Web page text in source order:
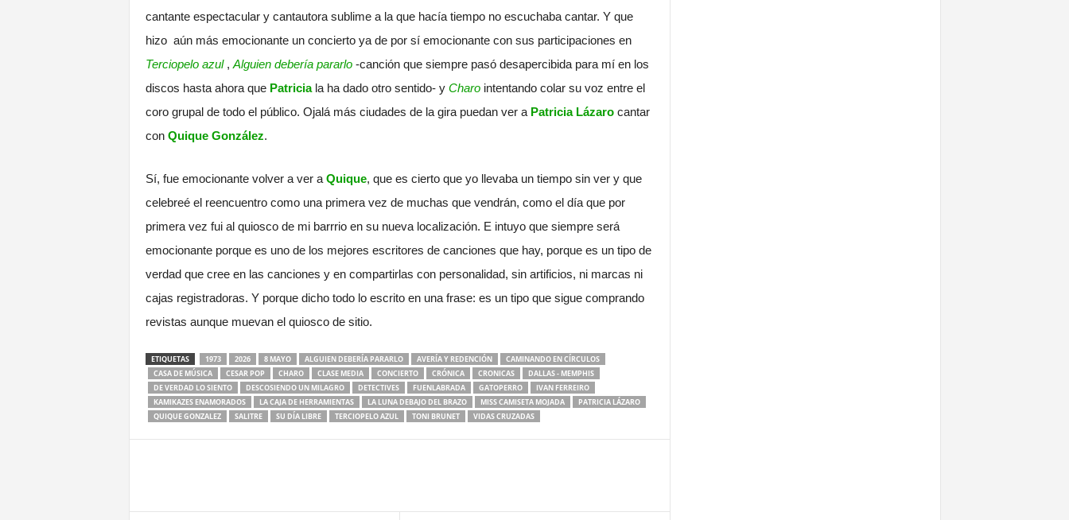
cantante espectacular y cantautora sublime a la que hacía tiempo no escuchaba cantar. Y que
hizo aún más emocionante un concierto ya de por sí emocionante con sus participaciones en
Terciopelo azul, Alguien debería pararlo-canción que siempre pasó desapercibida para mí en los
discos hasta ahora que Patriciala ha dado otro sentido- y Charointentando colar su voz entre el
coro grupal de todo el público. Ojalá más ciudades de la gira puedan ver a Patricia Lázarocantar
con Quique González.
Sí, fue emocionante volver a ver a Quique, que es cierto que yo llevaba un tiempo sin ver y que
celebreé el reencuentro como una primera vez de muchas que vendrán, como el día que por
primera vez fui al quiosco de mi barrrio en su nueva localización. E intuyo que siempre será
emocionante porque es uno de los mejores escritores de canciones que hay, porque es un tipo de
verdad que cree en las canciones y en compartirlas con personalidad, sin artificios, ni marcas ni
cajas registradoras. Y porque dicho todo lo escrito en una frase: es un tipo que sigue comprando
revistas aunque muevan el quiosco de sitio.
ETIQUETAS 1973 2026 8 MAYO ALGUIEN DEBERÍA PARARLO AVERÍA Y REDENCIÓN
CAMINANDO EN CÍRCULOS
CASA DE MÚSICA
CESAR POP CHARO CLASE MEDIA CONCIERTO CRÓNICA CRONICAS
DALLAS - MEMPHIS
DE VERDAD LO SIENTO
DESCOSIENDO UN MILAGRO DETECTIVES FUENLABRADA GATOPERRO
IVAN FERREIRO
KAMIKAZES ENAMORADOS
LA CAJA DE HERRAMIENTAS LA LUNA DEBAJO DEL BRAZO MISS CAMISETA MOJADA
PATRICIA LÁZARO
QUIQUE GONZALEZ
SALITRE SU DÍA LIBRE TERCIOPELO AZUL TONI BRUNET VIDAS CRUZADAS